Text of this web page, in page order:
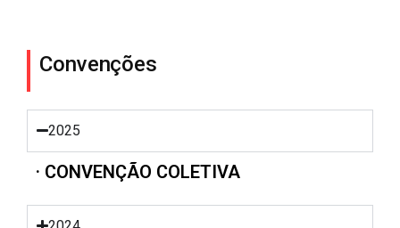
Convenções
2025
· CONVENÇÃO COLETIVA